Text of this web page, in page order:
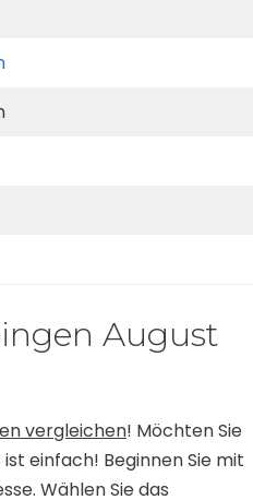
August
vergleichen! Möchten Sie
einfach! Beginnen Sie mit
Wählen Sie das